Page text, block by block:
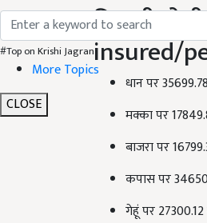
#Top on Krishi Jagran
More Topics
CLOSE
कितनी
insured/
धान पर
मक्का पर
बाजरा पर
कपास पर
गेहूं पर